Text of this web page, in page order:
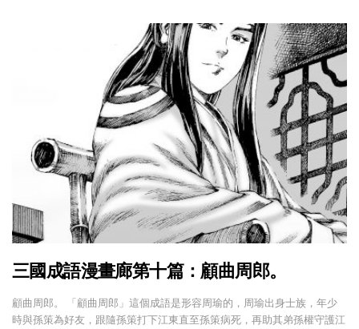
三國成語漫畫廊第十篇：顧曲周郎。
顧曲周郎。 「顧曲周郎」這個成語是形容周瑜的，周瑜出身士族，年少
時與孫策為好友，跟隨孫策打下江東直至孫策病死，再助其弟孫權守護江